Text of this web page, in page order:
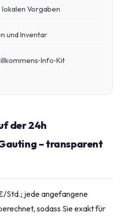
Vorgaben
und Inventar
der 24h
– transparent
Std.; jede angefangene
sodass Sie exakt für